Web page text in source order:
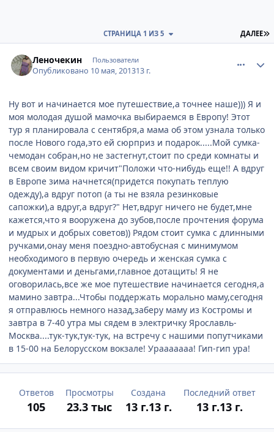
ДАЛЕЕ
СТРАНИЦА 1 ИЗ 5
Леночекин Пользователи
Опубликовано 10 мая, 201313 г.
Ну вот и начинается мое путешествие,а точнее наше))) Я и
моя молодая душой мамочка выбираемся в Европу! Этот
тур я планировала с сентября,а мама об этом узнала только
после Нового года,это ей сюрприз и подарок.....Мой сумка-
чемодан собран,но не застегнут,стоит по среди комнаты и
всем своим видом кричит"Положи что-нибудь еще!! А вдруг
в Европе зима начнется(придется покупать теплую
одежду),а вдруг потоп (а ты не взяла резинковые
сапожки),а вдруг,а вдруг?" Нет,вдруг ничего не будет,мне
кажется,что я вооружена до зубов,после прочтения форума
и мудрых и добрых советов)) Рядом стоит сумка с длинными
ручками,онау меня поездно-автобусная с минимумом
необходимого в первую очередь и женская сумка с
документами и деньгами,главное дотащить! Я не
оговорилась,все же мое путешествие начинается сегодня,а
мамино завтра...Чтобы поддержать морально маму,сегодня
я отправлюсь немного назад,заберу маму из Костромы и
завтра в 7-40 утра мы сядем в электричку Ярославль-
Москва....тук-тук,тук-тук, на встречу с нашими попутчиками
в 15-00 на Белорусском вокзале! Урааааааа! Гип-гип ура!
Ответов
105
Просмотры
23.3 тыс
Создана
13 г.13 г.
Последний ответ
13 г.13 г.